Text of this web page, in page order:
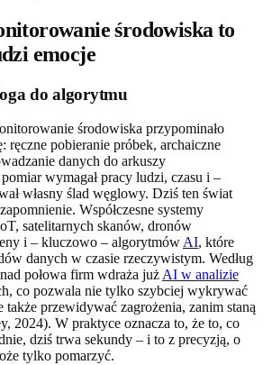
środowiska to
emocje
do algorytmu
środowiska przypominało
ręczne pobieranie próbek, archaiczne
danych do arkuszy
wymagał pracy ludzi, czasu i –
własny ślad węglowy. Dziś ten świat
Współczesne systemy
satelitarnych skanów, dronów
i – kluczowo – algorytmów AI, które
danych w czasie rzeczywistym. Według
połowa firm wdraża już AI w analizie
co pozwala nie tylko szybciej wykrywać
przewidywać zagrożenia, zanim staną
2024). W praktyce oznacza to, że to, co
dziś trwa sekundy – i to z precyzją, o
tylko pomarzyć.